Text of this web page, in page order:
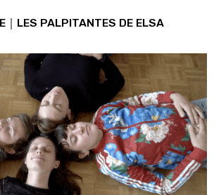
｜LES PALPITANTES DE ELSA